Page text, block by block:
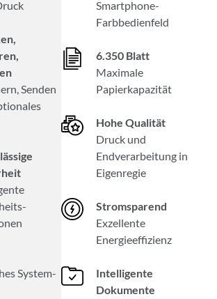
Senden
System-
Smartphone-
Farbbedienfeld
6.350 Blatt
Maximale
Papierkapazität
Hohe Qualität
Druck und
Endverarbeitung in
Eigenregie
Stromsparend
Exzellente
Energieeffizienz
Intelligente
Dokumente